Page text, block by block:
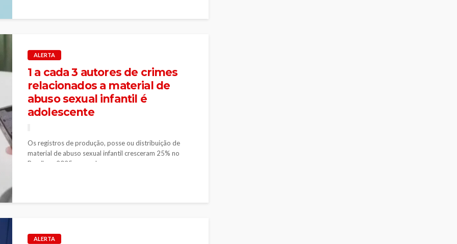
ALERTA
1 a cada 3 autores de crimes
relacionados a material de
abuso sexual infantil é
adolescente
Os registros de produção, posse ou distribuição de
material de abuso sexual infantil cresceram 25% no
Brasil em 2025, segundo...
ALERTA